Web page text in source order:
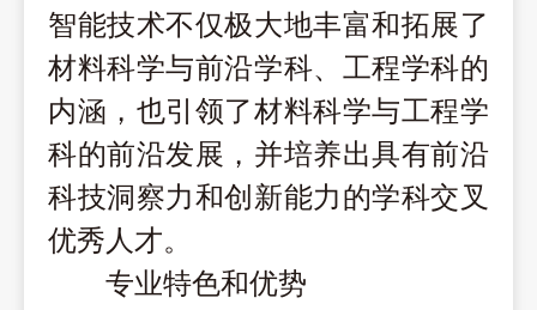
智能技术不仅极大地丰富和拓展了
材料科学与前沿学科、工程学科的
内涵，也引领了材料科学与工程学
科的前沿发展，并培养出具有前沿
科技洞察力和创新能力的学科交叉
优秀人才。
专业特色和优势